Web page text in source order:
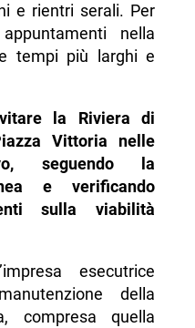
e rientri serali. Per
nella
tempi più larghi e
la Riviera di
Vittoria nelle
seguendo la
e verificando
sulla viabilità
esecutrice
della
compresa quella